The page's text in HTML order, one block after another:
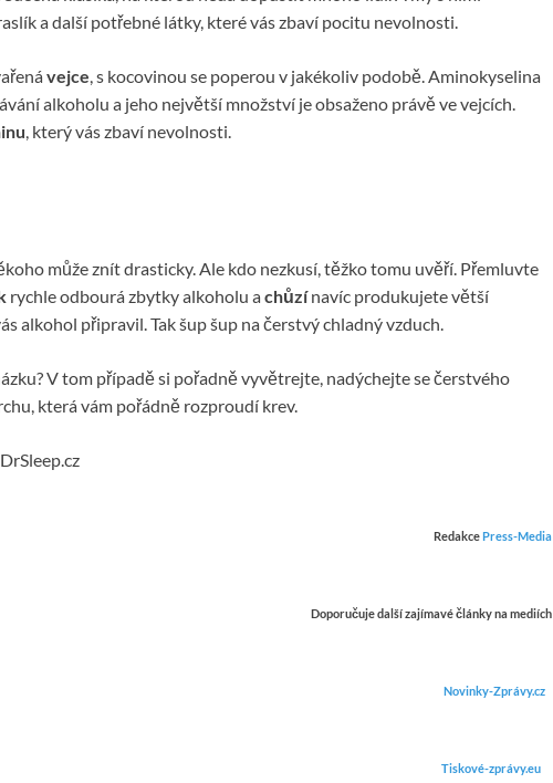
a další potřebné látky, které vás zbaví pocitu nevolnosti.
vejce, s kocovinou se poperou v jakékoliv podobě. Aminokyselina
alkoholu a jeho největší množství je obsaženo právě ve vejcích.
, který vás zbaví nevolnosti.
může znít drasticky. Ale kdo nezkusí, těžko tomu uvěří. Přemluvte
rychle odbourá zbytky alkoholu achůzínavíc produkujete větší
alkohol připravil. Tak šup šup na čerstvý chladný vzduch.
V tom případě si pořadně vyvětrejte, nadýchejte se čerstvého
která vám pořádně rozproudí krev.
RedakcePress-Media
Doporučuje další zajímavé články na mediích
Novinky-Zprávy.cz
Tiskové-zprávy.eu